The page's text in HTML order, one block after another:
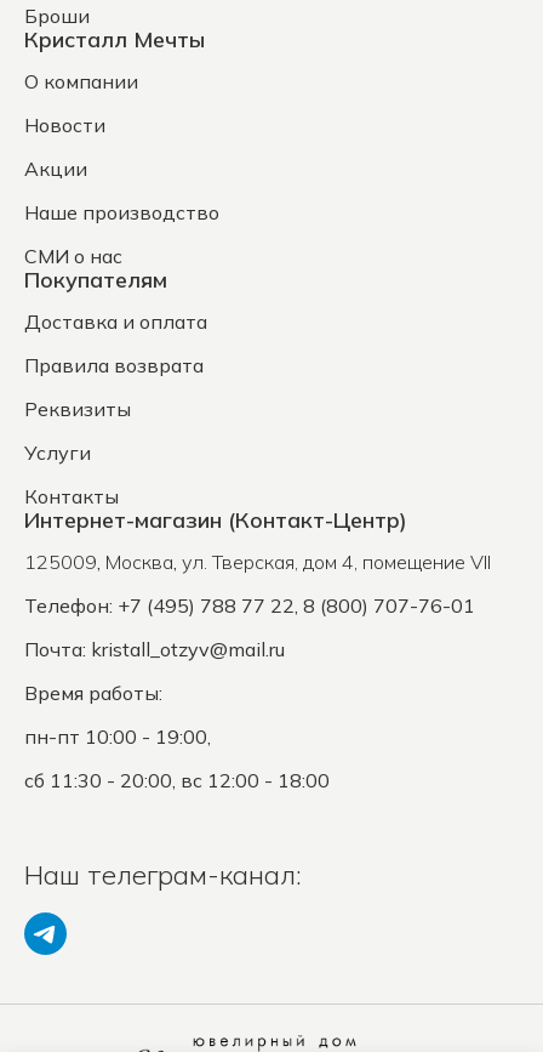
Броши
Кристалл Мечты
О компании
Новости
Акции
Наше производство
СМИ о нас
Покупателям
Доставка и оплата
Правила возврата
Реквизиты
Услуги
Контакты
Интернет-магазин (Контакт-Центр)
125009, Москва, ул. Тверская, дом 4, помещение VII
Телефон: +7 (495) 788 77 22, 8 (800) 707-76-01
Почта: kristall_otzyv@mail.ru
Время работы:
пн-пт 10:00 - 19:00,
сб 11:30 - 20:00, вс 12:00 - 18:00
Наш телеграм-канал: